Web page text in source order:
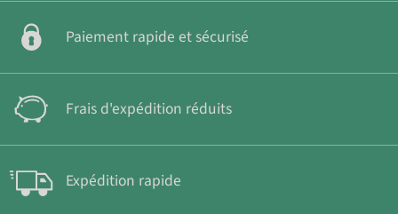
Paiement rapide et sécurisé
Frais d'expédition réduits
Expédition rapide